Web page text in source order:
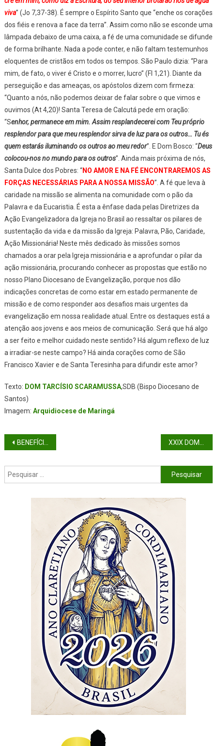
viva” (Jo 7,37-38). É sempre o Espírito Santo que “enche os corações
dos fiéis e renova a face da terra”. Assim como não se esconde uma
lâmpada debaixo de uma caixa, a fé de uma comunidade se difunde
de forma brilhante. Nada a pode conter, e não faltam testemunhos
eloquentes de cristãos em todos os tempos. São Paulo dizia: “Para
mim, de fato, o viver é Cristo e o morrer, lucro” (Fl 1,21). Diante da
perseguição e das ameaças, os apóstolos dizem com firmeza:
“Quanto a nós, não podemos deixar de falar sobre o que vimos e
ouvimos (At 4,20)! Santa Teresa de Calcutá pede em oração:
“Senhor, permanece em mim. Assim resplandecerei com Teu próprio
resplendor para que meu resplendor sirva de luz para os outros… Tu és
quem estarás iluminando os outros ao meu redor”. E Dom Bosco: “Deus
colocou-nos no mundo para os outros”. Ainda mais próxima de nós,
Santa Dulce dos Pobres: “NO AMOR E NA FÉ ENCONTRAREMOS AS
FORÇAS NECESSÁRIAS PARA A NOSSA MISSÃO”. A fé que leva à
caridade na missão se alimenta na comunidade com o pão da
Palavra e da Eucaristia. É esta a ênfase dada pelas Diretrizes da
Ação Evangelizadora da Igreja no Brasil ao ressaltar os pilares de
sustentação da vida e da missão da Igreja: Palavra, Pão, Caridade,
Ação Missionária! Neste mês dedicado às missões somos
chamados a orar pela Igreja missionária e a aprofundar o pilar da
ação missionária, procurando conhecer as propostas que estão no
nosso Plano Diocesano de Evangelização, porque nos dão
indicações concretas de como estar em estado permanente de
missão e de como responder aos desafios mais urgentes da
evangelização em nossa realidade atual. Entre os destaques está a
atenção aos jovens e aos meios de comunicação. Será que há algo
a ser feito e melhor cuidado neste sentido? Há algum reflexo de luz
a irradiar-se neste campo? Há ainda corações como de São
Francisco Xavier e de Santa Teresinha para difundir este amor?
Texto: DOM TARCÍSIO SCARAMUSSA,SDB (Bispo Diocesano de
Santos)
Imagem: Arquidiocese de Maringá
Navegação de artigos
BENEFÍCIOS DO ROSÁRIO: VIRTUDES QUE APRENDEMOS COM ESSA ORAÇÃO XXIX DOMINGO DO TEMPO COMUM (ANO A)
Pesquisar por: